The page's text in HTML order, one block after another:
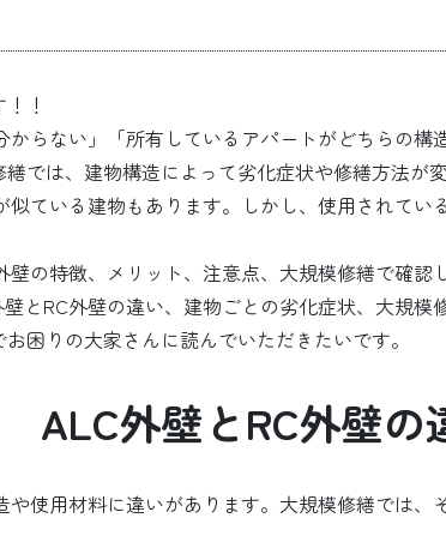
！
からない」「所有しているアパートがどちらの
では、建物構造によって劣化症状や修繕方法が変
似ている建物もあります。しかし、使用されて
壁の特徴、メリット、注意点、大規模修繕で確認
とRC外壁の違い、建物ごとの劣化症状、大規模
困りの大家さんに読んでいただきたいです。
ALC外壁とRC外壁の
や使用材料に違いがあります。大規模修繕では